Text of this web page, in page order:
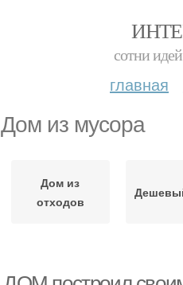
сотни
главная
Дом из мусора
Дом из
отходов